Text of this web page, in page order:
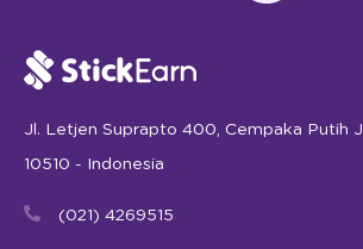
Jl. Letjen Suprapto 400, Cempaka Putih
10510 - Indonesia
(021) 4269515